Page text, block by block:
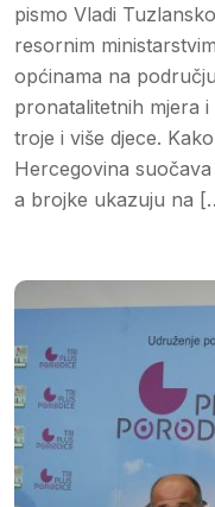
pismo Vladi
resornim
općinama na
pronatalitetnih mjera
troje i više djece.
Hercegovina
a brojke ukazuju na